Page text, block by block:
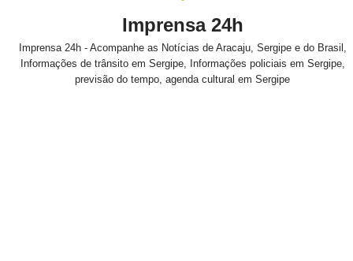
Imprensa 24h
Imprensa 24h - Acompanhe as Notícias de Aracaju, Sergipe e do Brasil,
Informações de trânsito em Sergipe, Informações policiais em Sergipe,
previsão do tempo, agenda cultural em Sergipe